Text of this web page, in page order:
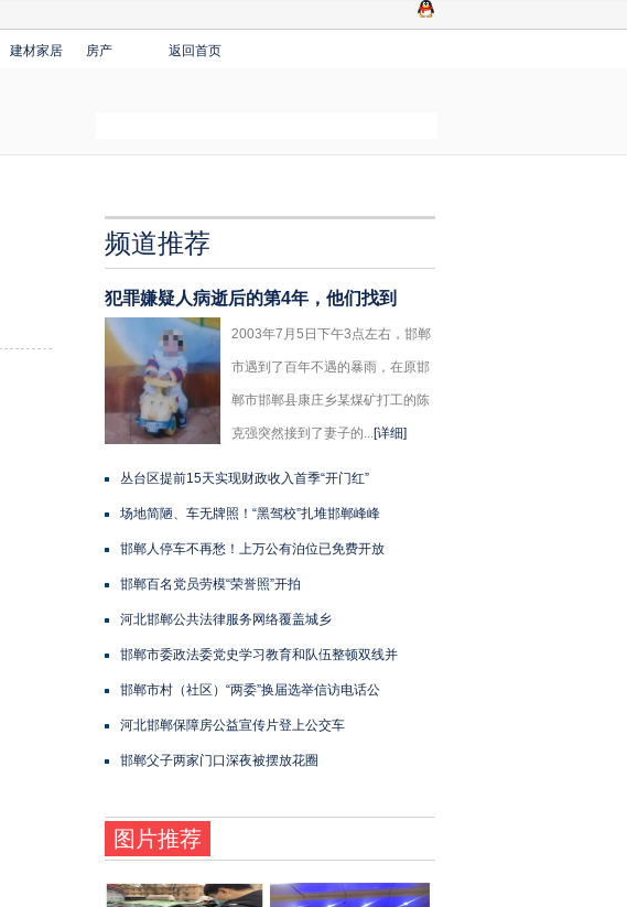
建材家居 房产 返回首页
频道推荐
犯罪嫌疑人病逝后的第4年，他们找到
2003年7月5日下午3点左右，邯郸
市遇到了百年不遇的暴雨，在原邯
郸市邯郸县康庄乡某煤矿打工的陈
克强突然接到了妻子的...[详细]
丛台区提前15天实现财政收入首季“开门红”
场地简陋、车无牌照！“黑驾校”扎堆邯郸峰峰
邯郸人停车不再愁！上万公有泊位已免费开放
邯郸百名党员劳模“荣誉照”开拍
河北邯郸公共法律服务网络覆盖城乡
邯郸市委政法委党史学习教育和队伍整顿双线并
邯郸市村（社区）“两委”换届选举信访电话公
河北邯郸保障房公益宣传片登上公交车
邯郸父子两家门口深夜被摆放花圈
图片推荐